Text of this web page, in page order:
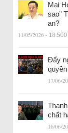
Mai
sao”
an?
11/05/2026 -
Đẩy
17/06/
chất
16/06/